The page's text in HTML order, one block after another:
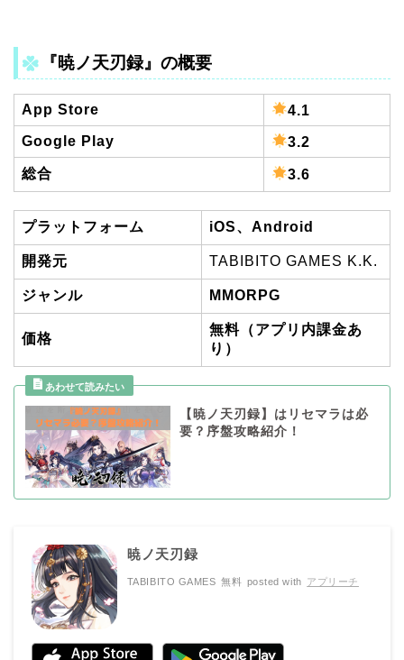
『暁ノ天刃録』 の概要
App Store 4.1
Google Play 3.2
総合 3.6
プラットフォーム iOS、Android
開発元 TABIBITO GAMES K.K.
ジャンル MMORPG
価格
無料（アプリ内課金あ
り）
【暁ノ天刃録】はリセマラは必
要？序盤攻略紹介！
暁ノ天刃録
TABIBITO GAMES 無料 posted with アプリーチ